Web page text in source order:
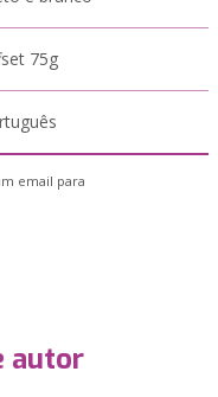
75g
email para
autor